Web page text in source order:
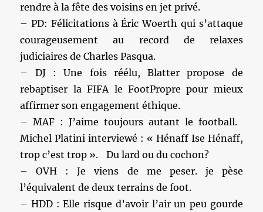
rendre à la fête des voisins en jet privé.
– PD: Félicitations à Éric Woerth qui s’attaque
courageusement au record de relaxes
judiciaires de Charles Pasqua.
– DJ : Une fois réélu, Blatter propose de
rebaptiser la FIFA le FootPropre pour mieux
affirmer son engagement éthique.
– MAF : J’aime toujours autant le football.
Michel Platini interviewé : « Hénaff Ise Hénaff,
trop c’est trop ». Du lard ou du cochon?
– OVH : Je viens de me peser. je pèse
l’équivalent de deux terrains de foot.
– HDD : Elle risque d’avoir l’air un peu gourde